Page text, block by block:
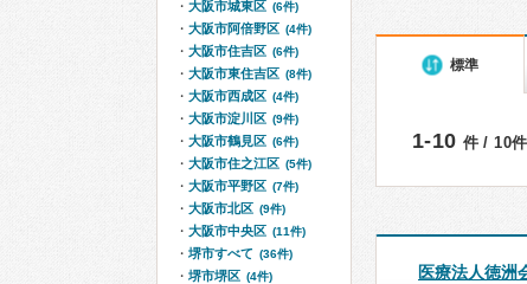
標準
1-10 件 / 10
医療法人徳洲
大阪市城東区 (6件)
大阪市阿倍野区 (4件)
大阪市住吉区 (6件)
大阪市東住吉区 (8件)
大阪市西成区 (4件)
大阪市淀川区 (9件)
大阪市鶴見区 (6件)
大阪市住之江区 (5件)
大阪市平野区 (7件)
大阪市北区 (9件)
大阪市中央区 (11件)
堺市すべて (36件)
堺市堺区 (4件)